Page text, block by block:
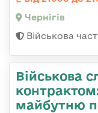
Чернігів
Військова
Військова
майбутню